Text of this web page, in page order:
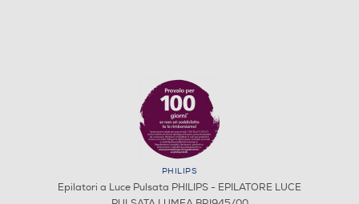
PHILIPS
Epilatori a Luce Pulsata PHILIPS - EPILATORE LUCE